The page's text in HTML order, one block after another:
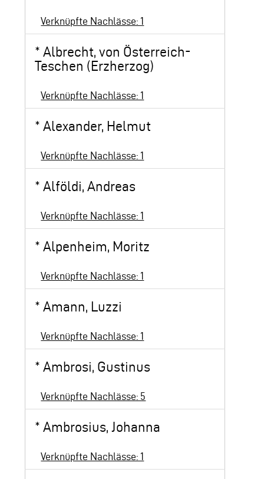
Verknüpfte Nachlässe: 1
*Albrecht, von Österreich-
Teschen (Erzherzog)
Verknüpfte Nachlässe: 1
*Alexander, Helmut
Verknüpfte Nachlässe: 1
*Alföldi, Andreas
Verknüpfte Nachlässe: 1
*Alpenheim, Moritz
Verknüpfte Nachlässe: 1
*Amann, Luzzi
Verknüpfte Nachlässe: 1
*Ambrosi, Gustinus
Verknüpfte Nachlässe: 5
*Ambrosius, Johanna
Verknüpfte Nachlässe: 1